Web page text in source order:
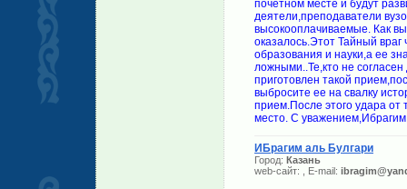
ИБрагим аль Булгари
Город: Казань
web-сайт:
, E-mail: